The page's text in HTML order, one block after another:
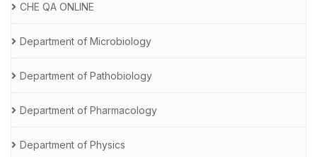
CHE QA ONLINE
Department of Microbiology
Department of Pathobiology
Department of Pharmacology
Department of Physics